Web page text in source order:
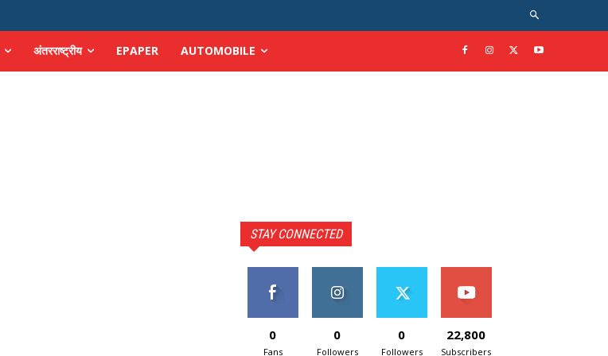
अंतरराष्ट्रीय EPAPER AUTOMOBILE
STAY CONNECTED
0
Fans
0
Followers
0
Followers
22,800
Subscribers